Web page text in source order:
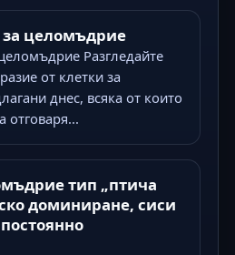
целомъдрие
Разгледайте
от клетки за
днес, всяка от които
отговаря...
тип „птича
доминиране, сиси